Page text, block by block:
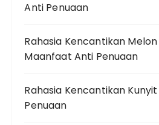
Anti Penuaan
Rahasia Kencantikan
Maanfaat Anti Penuaan
Rahasia Kencantikan
Penuaan